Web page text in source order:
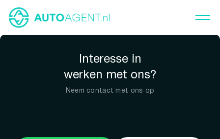
Interesse in
werken met ons?
Neem contact met ons op